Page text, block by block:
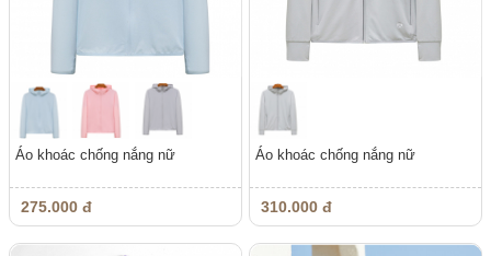
Áo khoác chống nắng nữ
275.000 đ
Áo khoác chống nắng nữ
310.000 đ